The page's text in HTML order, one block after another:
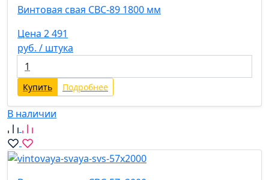
Винтовая свая СВС-89 1800 мм
Цена 2 491
руб. / штука
Купить Подробнее
В наличии